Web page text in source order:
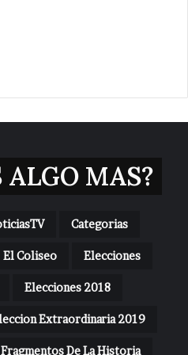
ALGO MAS?
Categorias
El Coliseo Elecciones
Elecciones 2018
Extraordinaria 2019
Fragmentos De La Historia